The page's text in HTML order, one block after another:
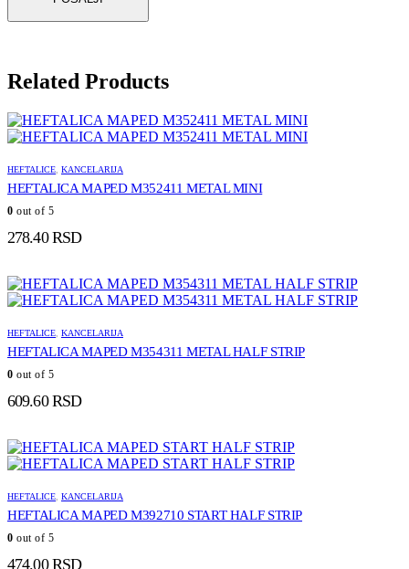
Related Products
HEFTALICE KANCELARIJA
HEFTALICA MAPED M352411 METAL MINI
0 out of 5
278.40RSD
HEFTALICE KANCELARIJA
HEFTALICA MAPED M354311 METAL HALF STRIP
0 out of 5
609.60RSD
HEFTALICE KANCELARIJA
HEFTALICA MAPED M392710 START HALF STRIP
0 out of 5
474.00RSD